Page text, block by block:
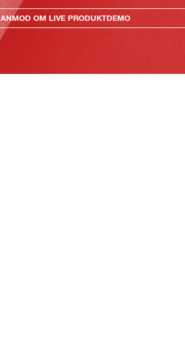
ANMOD OM LIVE PRODUKTDEMO